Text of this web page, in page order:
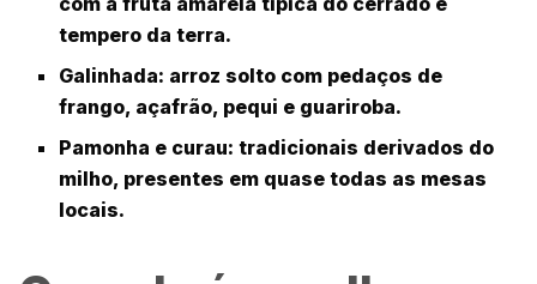
tempero da terra.
Galinhada: arroz solto com pedaços de
frango, açafrão, pequi e guariroba.
Pamonha e curau: tradicionais derivados do
milho, presentes em quase todas as mesas
locais.